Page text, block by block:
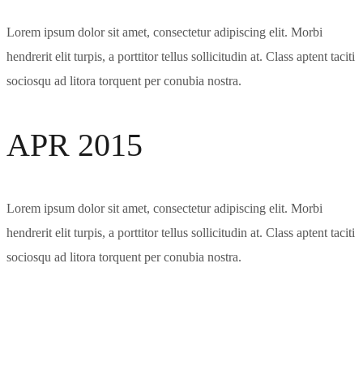
Lorem ipsum dolor sit amet, consectetur adipiscing elit. Morbi
hendrerit elit turpis, a porttitor tellus sollicitudin at. Class aptent taciti
sociosqu ad litora torquent per conubia nostra.
APR 2015
Lorem ipsum dolor sit amet, consectetur adipiscing elit. Morbi
hendrerit elit turpis, a porttitor tellus sollicitudin at. Class aptent taciti
sociosqu ad litora torquent per conubia nostra.